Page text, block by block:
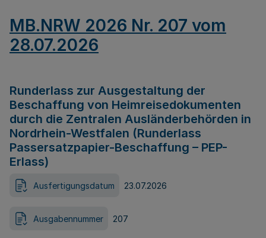
MB.NRW 2026 Nr. 207 vom
28.07.2026
Runderlass zur Ausgestaltung der
Beschaffung von Heimreisedokumenten
durch die Zentralen Ausländerbehörden in
Nordrhein-Westfalen (Runderlass
Passersatzpapier-Beschaffung – PEP-
Erlass)
Ausfertigungsdatum 23.07.2026
Ausgabennummer 207